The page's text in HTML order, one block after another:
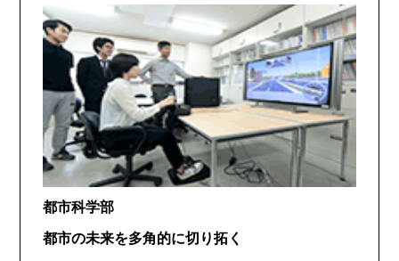
都市科学部
都市の未来を多角的に切り拓く